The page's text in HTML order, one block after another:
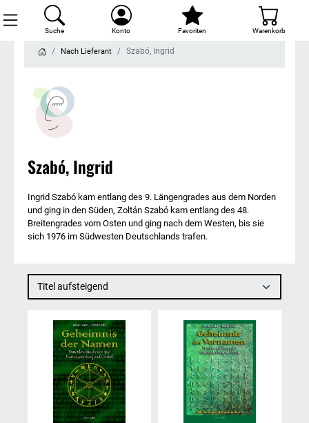
Suche Konto Favoriten Warenkorb
Nach Lieferant Szabó, Ingrid
Szabó, Ingrid
Ingrid Szabó kam entlang des 9. Längengrades aus dem Norden
und ging in den Süden, Zoltán Szabó kam entlang des 48.
Breitengrades vom Osten und ging nach dem Westen, bis sie
sich 1976 im Südwesten Deutschlands trafen.
Titel aufsteigend